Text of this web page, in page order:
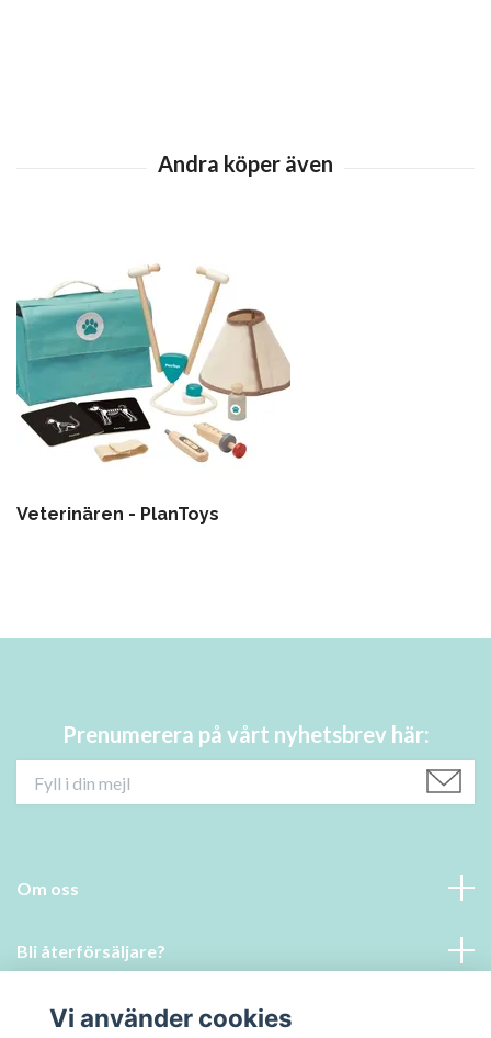
Veterinären - PlanToys
Prenumerera på vårt nyhetsbrev här:
Om oss
Bli återförsäljare?
Läs merVi använder cookies